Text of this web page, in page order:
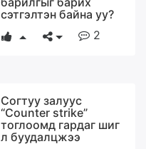
сэтгэлтэн байна уу?
2
Согтуу залуус
“Counter strike”
тоглоомд гардаг шиг
л буудалцжээ